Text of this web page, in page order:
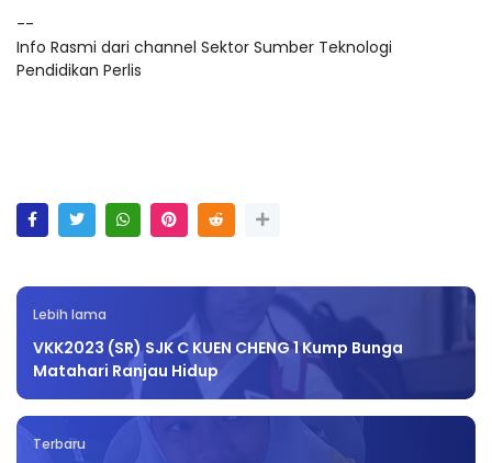
--
Info Rasmi dari channel Sektor Sumber Teknologi
Pendidikan Perlis
Lebih lama
VKK2023 (SR) SJK C KUEN CHENG 1 Kump Bunga
Matahari Ranjau Hidup
Terbaru